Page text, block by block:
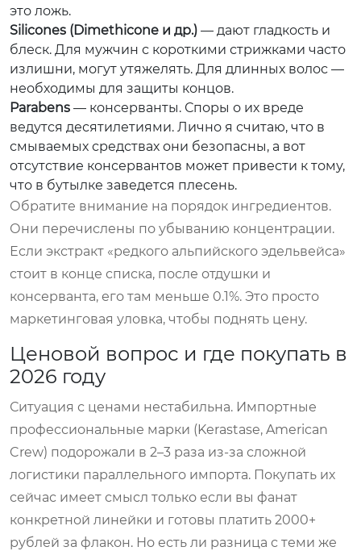
это ложь.
Silicones (Dimethicone и др.) — дают гладкость и
блеск. Для мужчин с короткими стрижками часто
излишни, могут утяжелять. Для длинных волос —
необходимы для защиты концов.
Parabens — консерванты. Споры о их вреде
ведутся десятилетиями. Лично я считаю, что в
смываемых средствах они безопасны, а вот
отсутствие консервантов может привести к тому,
что в бутылке заведется плесень.
Обратите внимание на порядок ингредиентов.
Они перечислены по убыванию концентрации.
Если экстракт «редкого альпийского эдельвейса»
стоит в конце списка, после отдушки и
консерванта, его там меньше 0.1%. Это просто
маркетинговая уловка, чтобы поднять цену.
Ценовой вопрос и где покупать в
2026 году
Ситуация с ценами нестабильна. Импортные
профессиональные марки (Kerastase, American
Crew) подорожали в 2–3 раза из-за сложной
логистики параллельного импорта. Покупать их
сейчас имеет смысл только если вы фанат
конкретной линейки и готовы платить 2000+
рублей за флакон. Но есть ли разница с теми же